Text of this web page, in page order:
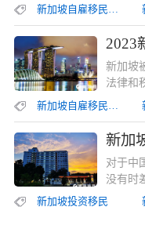
新加坡自雇移民要多少钱
新加坡
法律和
对于中
没有时
新加坡投资移民